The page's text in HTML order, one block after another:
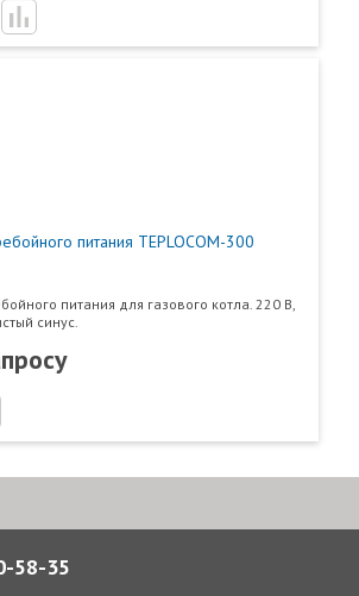
питания TEPLOCOM-300
питания для газового котла. 220 В,
синус.
58-35